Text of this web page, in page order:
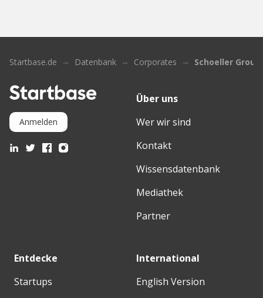
Startbase.de Datenbank Corporates Schoeller Group
Anmelden
Über uns
Wer wir sind
Kontakt
Wissensdatenbank
Mediathek
Partner
Entdecke
Startups
International
English Version